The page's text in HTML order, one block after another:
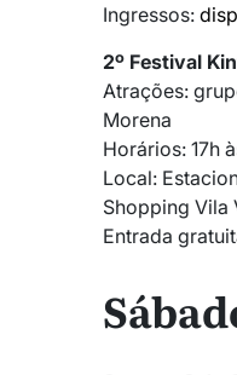
Ingressos:
2º Festival
Atrações:
Morena
Horários: 17h
Local:
Shopping Vila
Entrada